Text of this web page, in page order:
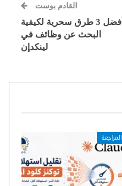
القادم بوست
أفضل 3 طرق سحرية لكيفية
البحث عن وظائف في
لينكدإن
المراجعة